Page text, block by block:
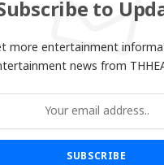
to
more entertainment
news from